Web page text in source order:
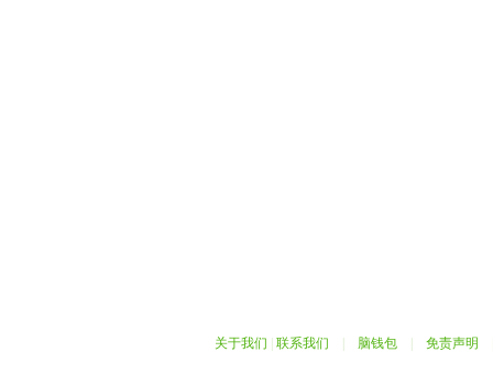
关于我们 联系我们 脑钱包 免责声明